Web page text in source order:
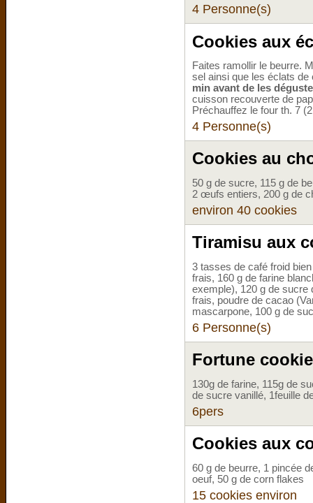
4 Personne(s)
Cookies aux
Faites ramollir le beurre.
sel ainsi que les éclats
min avant de les
cuisson recouverte de
Préchauffez le four th. 7
4 Personne(s)
Cookies au
50 g de sucre, 115 g de
2 œufs entiers, 200 g de
environ 40 cookies
Tiramisu aux
3 tasses de café froid
frais, 160 g de farine
exemple), 120 g de
frais, poudre de cacao
mascarpone, 100 g de
6 Personne(s)
Fortune
130g de farine, 115g de
de sucre vanillé, 1feuille
6pers
Cookies aux
60 g de beurre, 1 pincée
oeuf, 50 g de corn flakes
15 cookies environ